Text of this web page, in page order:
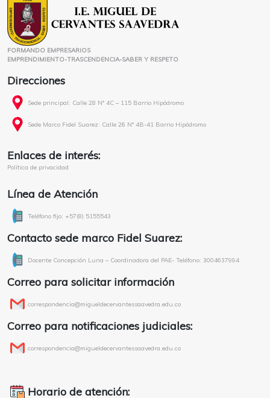
FORMANDO EMPRESARIOS
EMPRENDIMIENTO-TRASCENDENCIA-SABER Y RESPETO
Direcciones
Sede principal: Calle 28 N° 4C – 115 Barrio Hipódromo
Sede Marco Fidel Suarez: Calle 26 N° 4B-41 Barrio Hipódromo
Enlaces de interés:
Política de privacidad
Línea de Atención
Teléfono fijo: +57(8) 5155543
Contacto sede marco Fidel Suarez:
Docente Concepción Luna – Coordinadora del PAE- Teléfono: 3004637994
Correo para solicitar información
correspondencia@migueldecervantessaavedra.edu.co
Correo para notificaciones judiciales:
correspondencia@migueldecervantessaavedra.edu.co
Horario de atención: